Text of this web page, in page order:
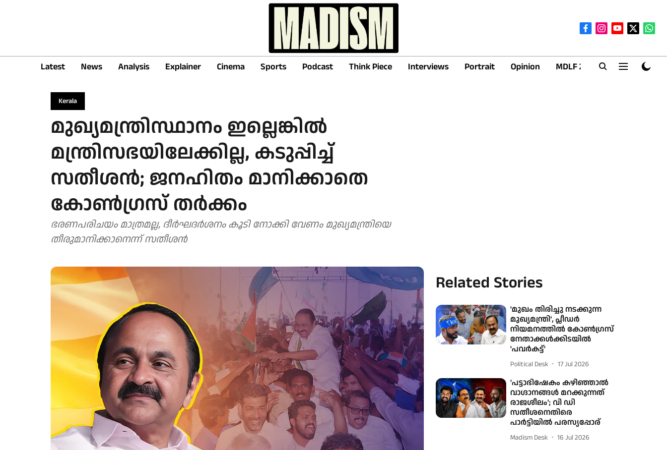
Latest News Analysis Explainer Cinema Sports Podcast Think Piece Interviews Portrait Opinion MDLF 2026
Kerala
മുഖ്യമന്ത്രിസ്ഥാനം ഇല്ലെങ്കിൽ
മന്ത്രിസഭയിലേക്കില്ല, കടുപ്പിച്ച്
സതീശൻ; ജനഹിതം മാനിക്കാതെ
കോൺഗ്രസ് തർക്കം
ഭരണപരിചയം മാത്രമല്ല, ദീർഘദർശനം കൂടി നോക്കി വേണം മുഖ്യമന്ത്രിയെ
തീരുമാനിക്കാനെന്ന് സതീശൻ
Related Stories
'മുഖം തിരിച്ചു നടക്കുന്ന
മുഖ്യമന്ത്രി', പ്ലീഡര്‍
നിയമനത്തില്‍ കോണ്‍ഗ്രസ്
നേതാക്കൾക്കിടയില്‍
'പവര്‍കട്ട്'
Political Desk 17 Jul 2026
'പട്ടാഭിഷേകം കഴിഞ്ഞാൽ
വാഗ്ദാനങ്ങൾ മറക്കുന്നത്
രാജശീലം'; വി ഡി
സതീശനെതിരെ
പാർട്ടിയിൽ പരസ്യപ്പോര്
Madism Desk 16 Jul 2026